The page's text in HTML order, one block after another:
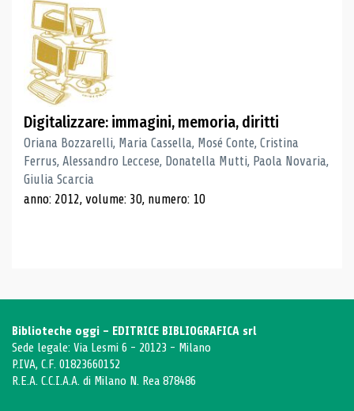
Digitalizzare: immagini, memoria, diritti
Oriana Bozzarelli, Maria Cassella, Mosé Conte, Cristina
Ferrus, Alessandro Leccese, Donatella Mutti, Paola Novaria,
Giulia Scarcia
anno: 2012, volume: 30, numero: 10
Biblioteche oggi - EDITRICE BIBLIOGRAFICA srl
Sede legale: Via Lesmi 6 - 20123 - Milano
P.IVA, C.F. 01823660152
R.E.A. C.C.I.A.A. di Milano N. Rea 878486